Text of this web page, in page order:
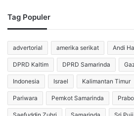
infrastruktur internet seperti
bekerja tanpa terlihat, memegang
Mengenal
Raksasa di
Tag Populer
advertorial amerika serikat Andi
DPRD Kaltim DPRD Samarinda
Indonesia Israel Kalimantan Timur
Pariwara Pemkot Samarinda